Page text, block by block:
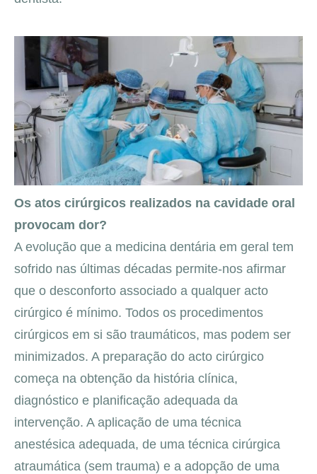
Os atos cirúrgicos realizados na cavidade oral
provocam dor?
A evolução que a medicina dentária em geral tem
sofrido nas últimas décadas permite-nos afirmar
que o desconforto associado a qualquer acto
cirúrgico é mínimo. Todos os procedimentos
cirúrgicos em si são traumáticos, mas podem ser
minimizados. A preparação do acto cirúrgico
começa na obtenção da história clínica,
diagnóstico e planificação adequada da
intervenção. A aplicação de uma técnica
anestésica adequada, de uma técnica cirúrgica
atraumática (sem trauma) e a adopção de uma